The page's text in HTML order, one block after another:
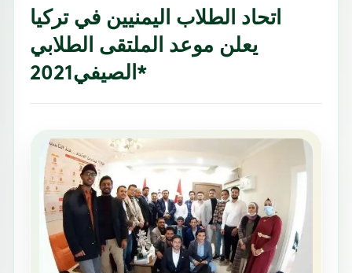
اتحاد الطلاب اليمنيين في تركيا
يعلن موعد الملتقى الطلابي
الصيفي2021*